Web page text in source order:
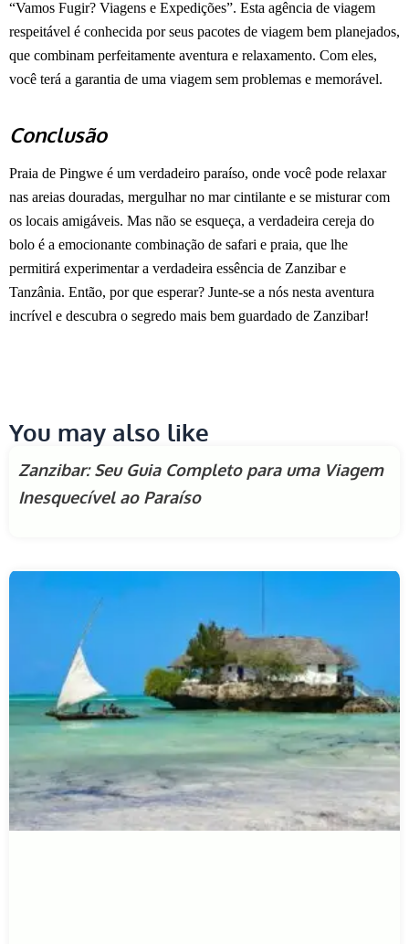
“Vamos Fugir? Viagens e Expedições”. Esta agência de viagem
respeitável é conhecida por seus pacotes de viagem bem planejados,
que combinam perfeitamente aventura e relaxamento. Com eles,
você terá a garantia de uma viagem sem problemas e memorável.
Conclusão
Praia de Pingwe é um verdadeiro paraíso, onde você pode relaxar
nas areias douradas, mergulhar no mar cintilante e se misturar com
os locais amigáveis. Mas não se esqueça, a verdadeira cereja do
bolo é a emocionante combinação de safari e praia, que lhe
permitirá experimentar a verdadeira essência de Zanzibar e
Tanzânia. Então, por que esperar? Junte-se a nós nesta aventura
incrível e descubra o segredo mais bem guardado de Zanzibar!
You may also like
Zanzibar: Seu Guia Completo para uma Viagem
Inesquecível ao Paraíso